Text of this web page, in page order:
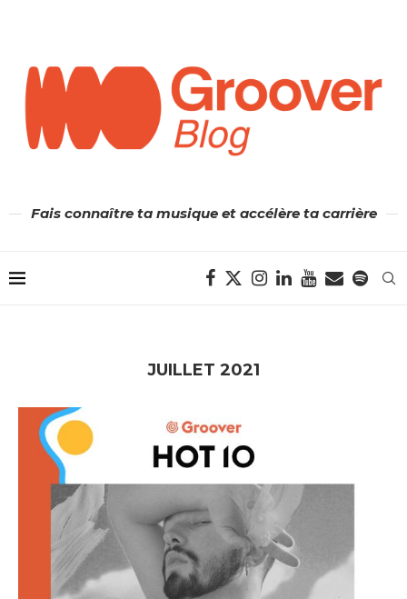
Fais connaître ta musique et accélère ta carrière
JUILLET 2021